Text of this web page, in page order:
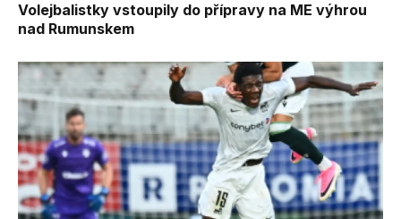
Volejbalistky vstoupily do přípravy na ME výhrou
nad Rumunskem